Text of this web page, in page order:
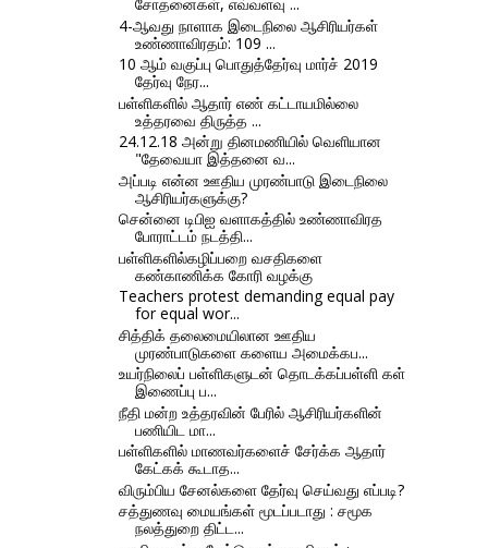
4-ஆவது நாளாக இடைநிலை ஆசிரியர்கள்
உண்ணாவிரதம்: 109 ...
10 ஆம் வகுப்பு பொதுத்தேர்வு மார்ச் 2019
தேர்வு நேர...
பள்ளிகளில் ஆதார் எண் கட்டாயமில்லை
உத்தரவை திருத்த ...
24.12.18 அன்று தினமணியில் வெளியான
"தேவையா இத்தனை வ...
அப்படி என்ன ஊதிய முரண்பாடு இடைநிலை
ஆசிரியர்களுக்கு?
சென்னை டிபிஐ வளாகத்தில் உண்ணாவிரத
போராட்டம் நடத்தி...
பள்ளிகளில்கழிப்பறை வசதிகளை
கண்காணிக்க கோரி வழக்கு
Teachers protest demanding equal pay
for equal wor...
சித்திக் தலைமையிலான ஊதிய
முரண்பாடுகளை களைய அமைக்கப...
உயர்நிலைப் பள்ளிகளுடன் தொடக்கப்பள்ளி கள்
இணைப்பு ப...
நீதி மன்ற உத்தரவின் பேரில் ஆசிரியர்களின்
பணியிட மா...
பள்ளிகளில் மாணவர்களைச் சேர்க்க ஆதார்
கேட்கக் கூடாத...
விரும்பிய சேனல்களை தேர்வு செய்வது எப்படி?
சத்துணவு மையங்கள் மூடப்படாது : சமூக
நலத்துறை திட்ட...